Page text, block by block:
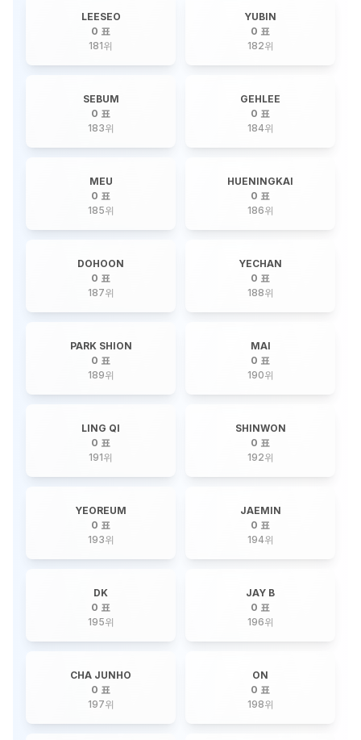
LEESEO
0 표
181위
YUBIN
0 표
182위
SEBUM
0 표
183위
GEHLEE
0 표
184위
MEU
0 표
185위
HUENINGKAI
0 표
186위
DOHOON
0 표
187위
YECHAN
0 표
188위
PARK SHION
0 표
189위
MAI
0 표
190위
LING QI
0 표
191위
SHINWON
0 표
192위
YEOREUM
0 표
193위
JAEMIN
0 표
194위
DK
0 표
195위
JAY B
0 표
196위
CHA JUNHO
0 표
197위
ON
0 표
198위